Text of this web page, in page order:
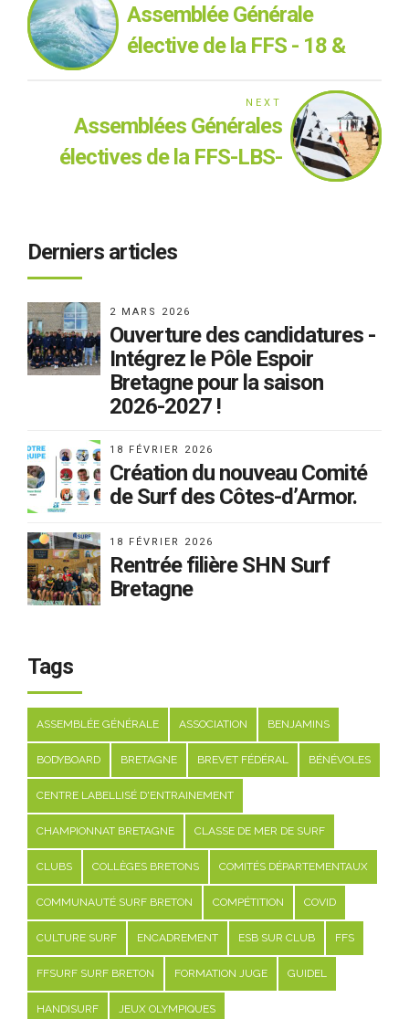
Assemblée Générale
élective de la FFS - 18 &
NEXT
Assemblées Générales
électives de la FFS-LBS-
Derniers articles
2 MARS 2026
Ouverture des candidatures -
Intégrez le Pôle Espoir
Bretagne pour la saison
2026-2027 !
18 FÉVRIER 2026
Création du nouveau Comité
de Surf des Côtes-d’Armor.
18 FÉVRIER 2026
Rentrée filière SHN Surf
Bretagne
Tags
ASSEMBLÉE GÉNÉRALE ASSOCIATION BENJAMINS
BODYBOARD BRETAGNE BREVET FÉDÉRAL BÉNÉVOLES
CENTRE LABELLISÉ D'ENTRAINEMENT
CHAMPIONNAT BRETAGNE CLASSE DE MER DE SURF
CLUBS COLLÈGES BRETONS COMITÉS DÉPARTEMENTAUX
COMMUNAUTÉ SURF BRETON COMPÉTITION COVID
CULTURE SURF ENCADREMENT ESB SUR CLUB FFS
FFSURF SURF BRETON FORMATION JUGE GUIDEL
HANDISURF JEUX OLYMPIQUES